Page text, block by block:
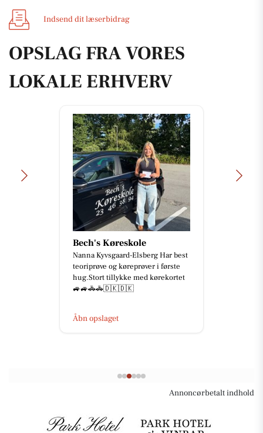
Indsend dit læserbidrag
OPSLAG FRA VORES
LOKALE ERHVERV
Bech's Køreskole
Nanna Kyvsgaard-Elsberg Har best
teoriprøve og køreprøver i første
hug.Stort tillykke med kørekortet
🚙🚙🚓🚓🇩🇰🇩🇰
Åbn opslaget
Annoncørbetalt indhold